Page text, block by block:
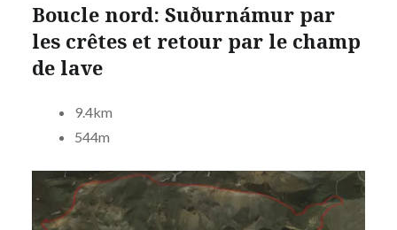
Boucle nord: Suðurnámur par
les crêtes et retour par le champ
de lave
9.4km
544m